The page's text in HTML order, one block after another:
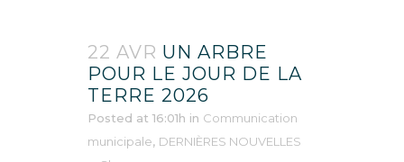
22 AVR UN ARBRE
POUR LE JOUR DE LA
TERRE 2026
Posted at 16:01h in Communication
municipale, DERNIÈRES NOUVELLES